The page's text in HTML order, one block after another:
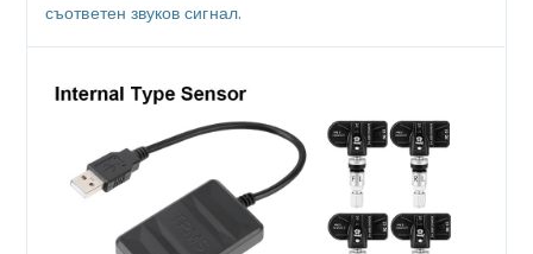
съответен звуков сигнал.